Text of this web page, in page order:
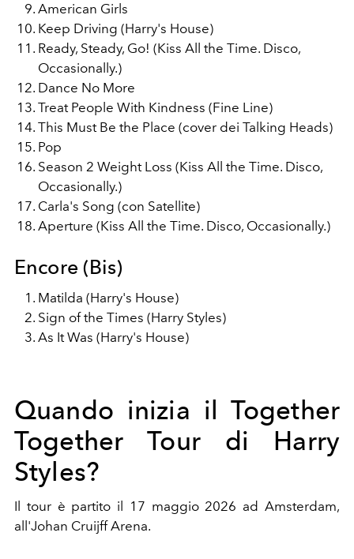
American Girls
Keep Driving (Harry's House)
Ready, Steady, Go! (Kiss All the Time. Disco,
Occasionally.)
Dance No More
Treat People With Kindness (Fine Line)
This Must Be the Place (cover dei Talking Heads)
Pop
Season 2 Weight Loss (Kiss All the Time. Disco,
Occasionally.)
Carla's Song (con Satellite)
Aperture (Kiss All the Time. Disco, Occasionally.)
Encore (Bis)
Matilda (Harry's House)
Sign of the Times (Harry Styles)
As It Was (Harry's House)
Quando inizia il Together
Together Tour di Harry
Styles?
Il tour è partito il 17 maggio 2026 ad Amsterdam,
all'Johan Cruijff Arena.